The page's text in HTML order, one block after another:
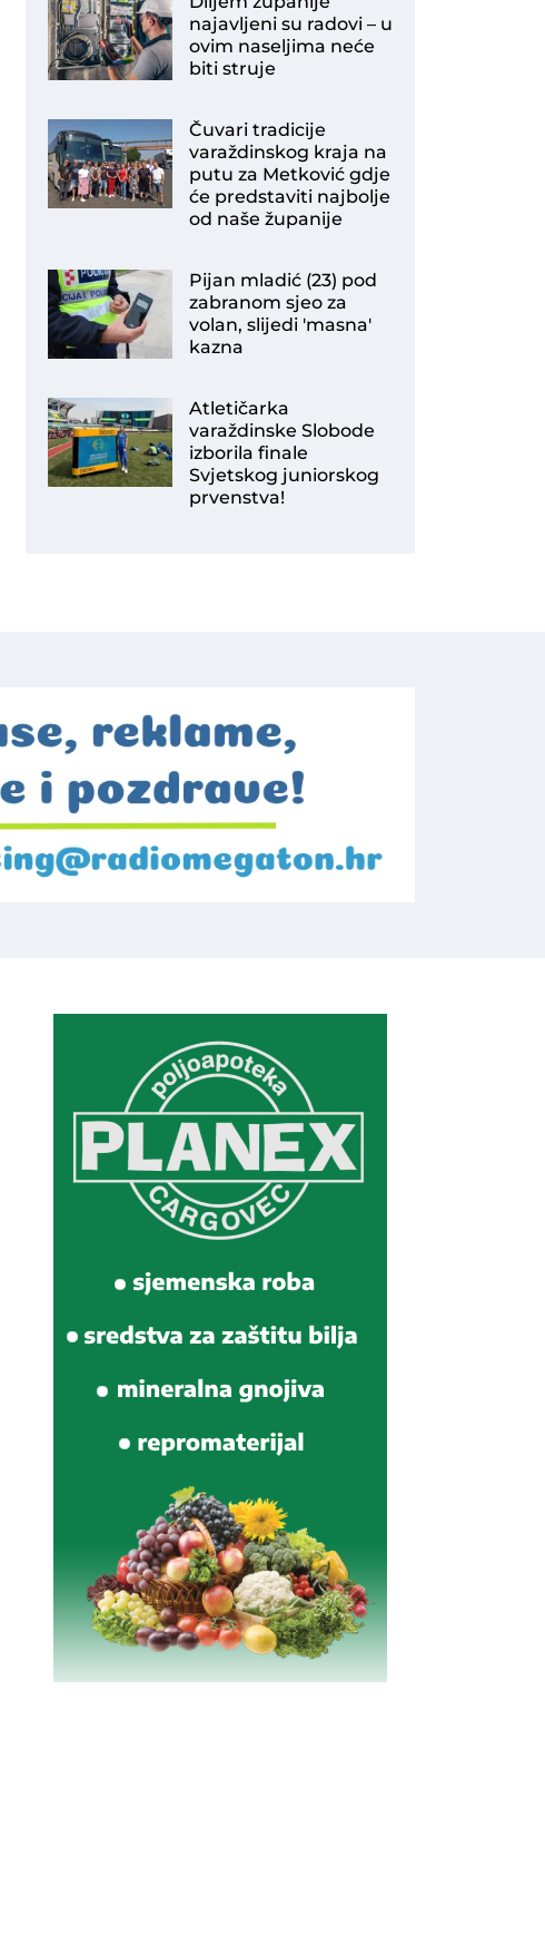
najavljeni su radovi – u
ovim naseljima neće
biti struje
Čuvari tradicije
varaždinskog kraja na
putu za Metković gdje
će predstaviti najbolje
od naše županije
Pijan mladić (23) pod
zabranom sjeo za
volan, slijedi 'masna'
kazna
Atletičarka
varaždinske Slobode
izborila finale
Svjetskog juniorskog
prvenstva!